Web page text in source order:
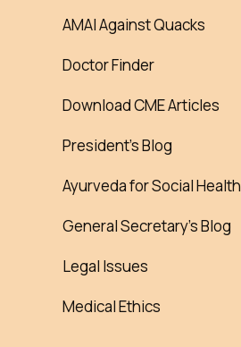
AMAI Against Quacks
Doctor Finder
Download CME Articles
President’s Blog
Ayurveda for Social Health
General Secretary’s Blog
Legal Issues
Medical Ethics